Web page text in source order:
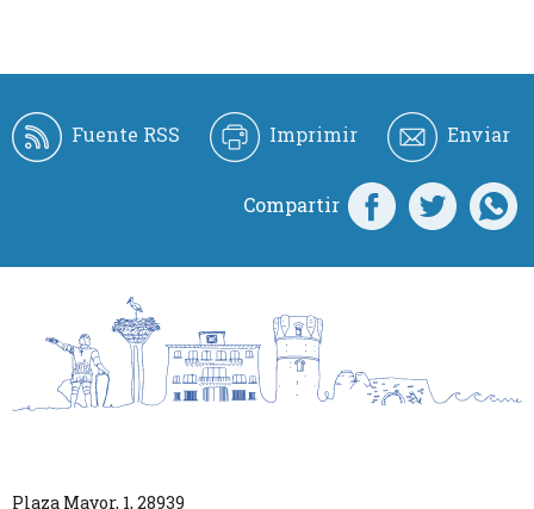
Fuente RSS Imprimir Enviar
Compartir
Plaza Mayor, 1, 28939